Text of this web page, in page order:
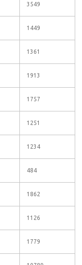
3549
1449
1361
1913
1757
1251
1234
484
1862
1126
1779